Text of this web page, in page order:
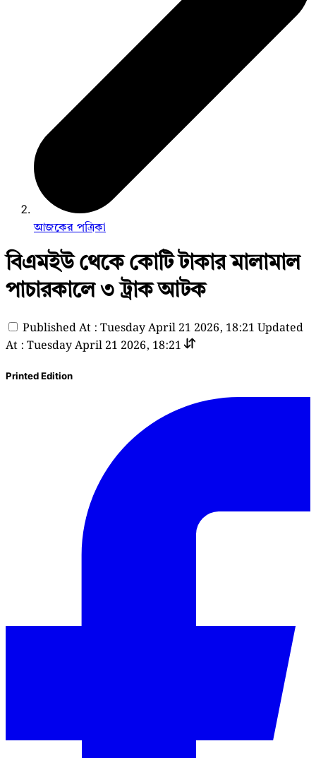
আজকের পত্রিকা
বিএমইউ থেকে কোটি টাকার মালামাল
পাচারকালে ৩ ট্রাক আটক
Published At : Tuesday April 21 2026, 18:21 Updated
At : Tuesday April 21 2026, 18:21
Printed Edition